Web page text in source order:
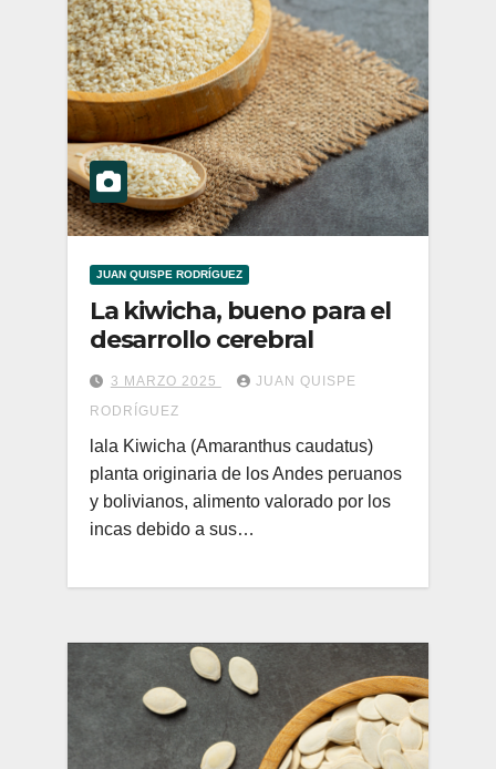
JUAN QUISPE RODRÍGUEZ
La kiwicha, bueno para el
desarrollo cerebral
3 MARZO 2025
JUAN QUISPE
RODRÍGUEZ
lala Kiwicha (Amaranthus caudatus)
planta originaria de los Andes peruanos
y bolivianos, alimento valorado por los
incas debido a sus…